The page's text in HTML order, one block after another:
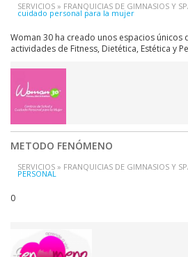
SERVICIOS » FRANQUICIAS DE GIMNASIOS Y
cuidado personal para la mujer
Woman 30 ha creado unos espacios
actividades de Fitness, Dietética, Estética y
modelo de negocio innovador que lo
oportunidad de negocio....
METODO FENÓMENO
SERVICIOS » FRANQUICIAS DE GIMNASIOS Y
PERSONAL
0